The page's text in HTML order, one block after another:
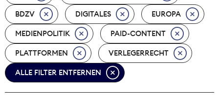
Nachwuchs
Nova Award
Pressefreiheit
Print
BDZV DIGITALES EUROPA
MEDIENPOLITIK PAID-CONTENT
PLATTFORMEN VERLEGERRECHT
ALLE FILTER ENTFERNEN